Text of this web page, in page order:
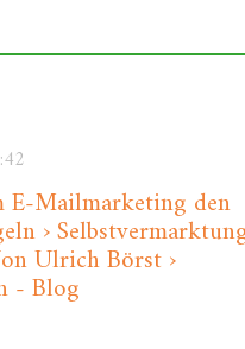
Mailmarketing den
›
Ulrich Börst ›
- Blog